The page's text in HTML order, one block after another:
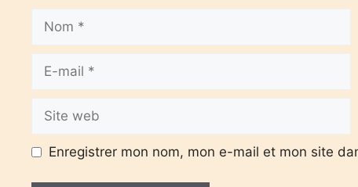
Nom
Site
web
Enregistrer mon nom, mon e-mail et mon site